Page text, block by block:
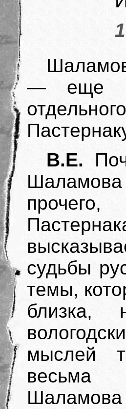
— еще
В.Е.
судьбы
темы,
близка,
мыслей
весьма
Шаламова